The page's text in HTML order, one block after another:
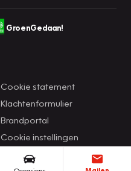
GroenGedaan!
Cookie statement
Klachtenformulier
Brandportal
Cookie instellingen